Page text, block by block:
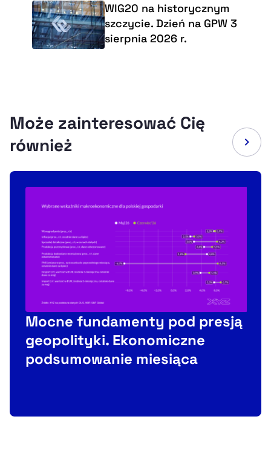
WIG20 na historycznym
szczycie. Dzień na GPW 3
sierpnia 2026 r.
Może zainteresować Cię
również
Mocne fundamenty pod presją
geopolityki. Ekonomiczne
podsumowanie miesiąca